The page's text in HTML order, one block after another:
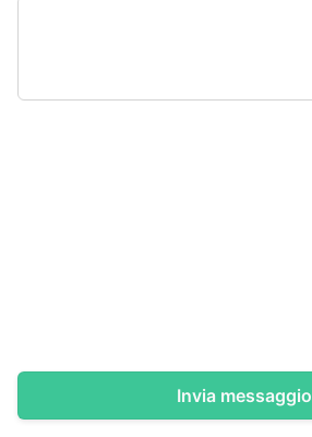
Invia messaggio